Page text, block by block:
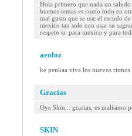
Hola primero que nada un
buenos temas es como todo en
mal gusto que se use el escudo
mexico tan solo con usar su
respeto sr. para mexico y para
aeoloz
ke penkaa viva los nuevos
Gracias
Oye Skin... gracias, es malisimo
SKIN